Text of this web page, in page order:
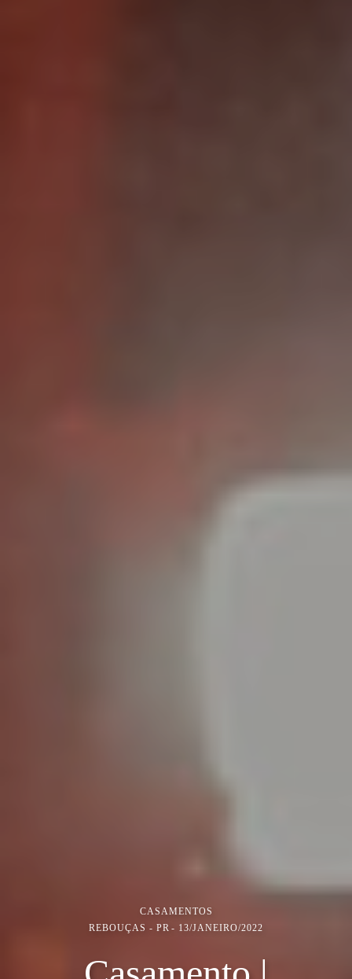
CASAMENTOS
REBOUÇAS - PR
13/JANEIRO/2022